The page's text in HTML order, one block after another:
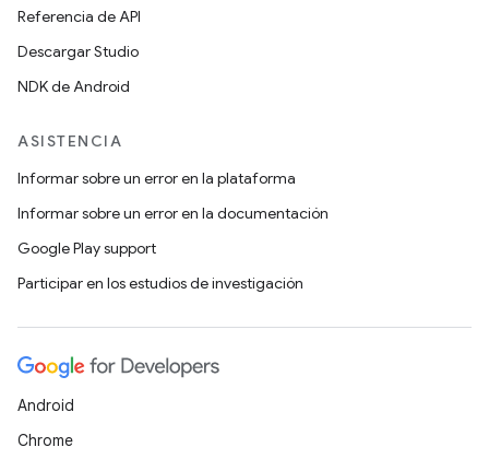
Referencia de API
Descargar Studio
NDK de Android
ASISTENCIA
Informar sobre un error en la plataforma
Informar sobre un error en la documentación
Google Play support
Participar en los estudios de investigación
Android
Chrome